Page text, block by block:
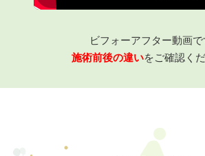
ビフォーアフター動画で
施術前後の違いをご確認くだ